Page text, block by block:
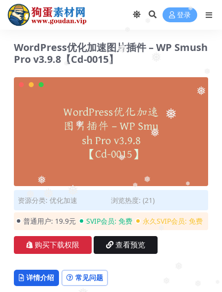
❅
❅
❅
❅
❅
❅
❅
❅
❅
❅
❅
登录
WordPress优化加速图片插件 – WP Smush
Pro v3.9.8【Cd-0015】
资源分类: 优化加速 浏览热度: (21)
普通用户: 19.9元 SVIP会员: 免费 永久SVIP会员: 免费
购买下载权限 查看预览
详情介绍 常见问题